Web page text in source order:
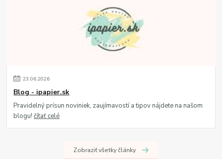
23.06.2026
Blog - ipapier.sk
Pravidelný prísun noviniek, zaujímavostí a tipov nájdete na našom
blogu!čítať celé
Zobraziť všetky články